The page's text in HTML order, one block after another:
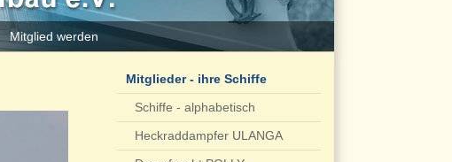
Mitglied werden
Mitglieder - ihre Schiffe
Schiffe - alphabetisch
Heckraddampfer ULANGA